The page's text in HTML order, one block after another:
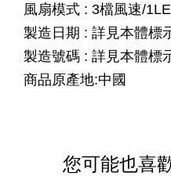
風扇模式 : 3檔風速/
製造日期 : 詳見本體標
製造號碼 : 詳見本體標
商品原產地:中國
您可能也喜